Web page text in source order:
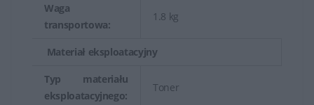
Waga
transportowa:
1.8 kg
Materiał eksploatacyjny
Typ materiału
eksploatacyjnego:
Toner